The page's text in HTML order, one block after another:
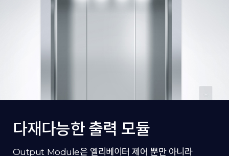
다재다능한 출력 모듈
Output Module은 엘리베이터 제어 뿐만 아니라